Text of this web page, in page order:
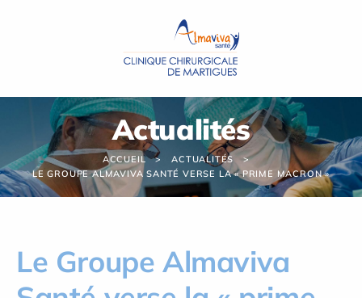
Actualités
ACCUEIL
ACTUALITÉS
LE GROUPE ALMAVIVA SANTÉ VERSE LA « PRIME MACRON »
Le Groupe Almaviva